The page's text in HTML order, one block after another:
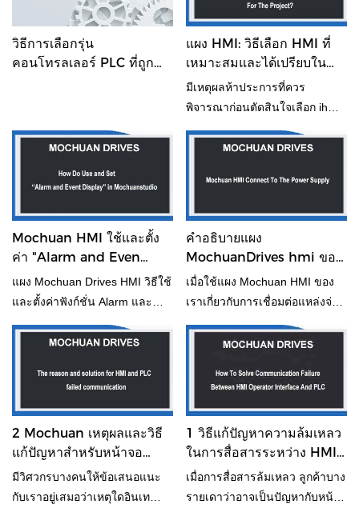
เขาใช้แบรนด์ Dixell PLC ที่
สำคัญที่สุดคือ plc ยี่ห้อนี้รองรับ
การส่ง 16 บิตเท่านั้น นั่นคือสิ่งที่
ใช้ Mochuan HMI ของเราและ
คำนวณข้อมูลให้เสร็จ ดังนั้นจึง
ต้องเขียนมาโครด้วยสคริปต์ ต้อง
ใช้วิศวกรที่มีเทคนิคระดับสูงใน
วิธีการเลือกรุ่น
คอนโทรลเลอร์ PLC ที่ถูก
แผง HMI: วิธีเลือก HMI ที่
เหมาะสมและได้เปรียบใน
การแข่งขันสูงสำหรับ
โครงการ
มีเหตุผลห้าประการที่ควร
พิจารณาก่อนตัดสินใจเลือก ihm
ประสบการณ์ภาคสนามใน
อุตสาหกรรมที่มีมายาวนานกว่า
ได้จริง ๆ ซึ่งเป็นประเด็นที่คุณไม่
ได้พิจารณา
Mochuan HMI ใช้และตั้ง
ค่า "Alarm and Even
Display" ใน
Mochuanstudio
แผง Mochuan Drives HMI วิธีใช้
และตั้งค่าฟังก์ชั่น Alarm และ
Even Display
คำอธิบายแผง
MochuanDrives hmi ของ
การเชื่อมต่อกับแหล่งจ่ายไฟ
เมื่อใช้แผง Mochuan HMI ของ
เราเกี่ยวกับการเชื่อมต่อแหล่งจ่าย
ไฟ โปรดอ้างอิงข้อมูลนี้ อาจมี
ประโยชน์สำหรับคุณ มันกล่าวถึง
DC24V มันสามารถเชื่อมต่อได้
2 Mochuan เหตุผลและวิธี
แก้ปัญหาสำหรับหน้าจอ
สัมผัสที่ตั้งโปรแกรมได้และ
PLC ล้มเหลวในการสื่อสาร
มีวิศวกรบางคนให้ข้อเสนอแนะ
กับเราอยู่เสมอว่าเหตุใดอินเท
1 วิธีแก้ปัญหาความล้มเหลว
ในการสื่อสารระหว่าง HMI
Operator Interface และ
PLC
เมื่อการสื่อสารล้มเหลว ลูกค้าบาง
รายเดาว่าอาจเป็นปัญหากับหน้า